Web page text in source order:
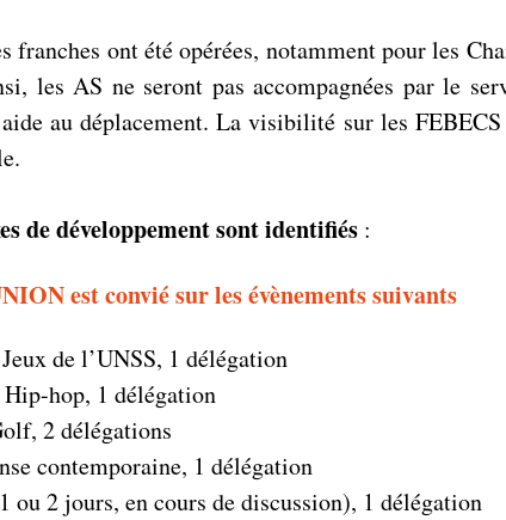
franches ont été opérées, notamment pour les
les AS ne seront pas accompagnées par le
au déplacement. La visibilité sur les
de développement sont identifiés :
est convié sur les évènements suivants
de l’UNSS, 1 délégation
hop, 1 délégation
2 délégations
contemporaine, 1 délégation
2 jours, en cours de discussion), 1 délégation